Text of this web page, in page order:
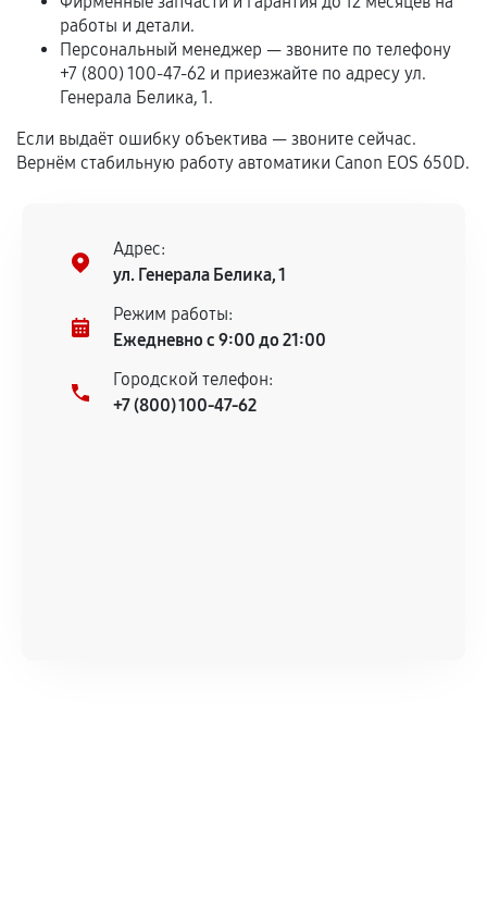
отдельных условиях.
Если комплектующие куплены
самостоятельно
Гарантия на выполненные работы может
Предоставленные детали подходят по
техническим параметрам и не имеют внешних
дефектов.
Установка была выполнена нашим сервисным
центром.
При этом гарантия на сами комплектующие
работы и детали.
Персональный менеджер — звоните по телефону
+7 (800) 100-47-62 и приезжайте по адресу ул.
Генерала Белика, 1.
Если выдаёт ошибку объектива — звоните сейчас.
Вернём стабильную работу автоматики Canon EOS 650D.
Адрес:
ул. Генерала Белика, 1
Режим работы:
Ежедневно с 9:00 до 21:00
Городской телефон:
+7 (800) 100-47-62